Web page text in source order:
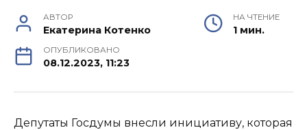
АВТОР
Екатерина Котенко
НА ЧТЕНИЕ
1 мин.
ОПУБЛИКОВАНО
08.12.2023, 11:23
Депутаты Госдумы внесли инициативу, которая